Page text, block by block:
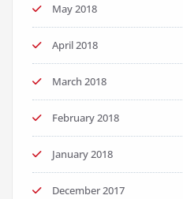
May 2018
April 2018
March 2018
February 2018
January 2018
December 2017